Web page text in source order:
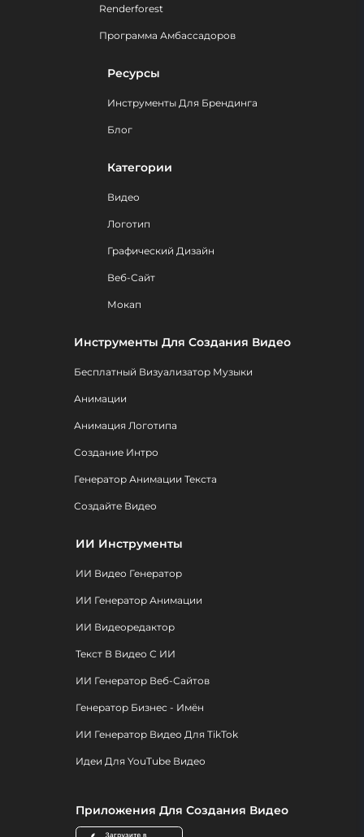
Renderforest
Программа Амбассадоров
Ресурсы
Инструменты Для Брендинга
Блог
Категории
Видео
Логотип
Графический Дизайн
Веб-Сайт
Мокап
Инструменты Для Создания Видео
Бесплатный Визуализатор Музыки
Анимации
Анимация Логотипа
Создание Интро
Генератор Анимации Текста
Создайте Видео
ИИ Инструменты
ИИ Видео Генератор
ИИ Генератор Анимации
ИИ Видеоредактор
Текст В Видео С ИИ
ИИ Генератор Веб-Сайтов
Генератор Бизнес - Имён
ИИ Генератор Видео Для TikTok
Идеи Для YouTube Видео
Приложения Для Создания Видео